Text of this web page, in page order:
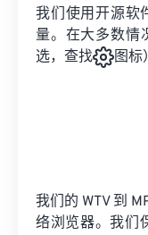
我们使用开源软
量。在大多数情
选，查找
图标
我们的 WTV 到
络浏览器。我们